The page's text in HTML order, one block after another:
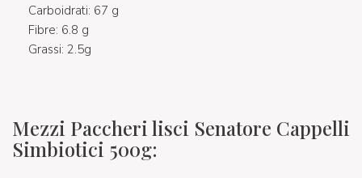
Carboidrati: 67 g
Fibre: 6.8 g
Grassi: 2.5g
Mezzi Paccheri lisci Senatore Cappelli
Simbiotici 500g: